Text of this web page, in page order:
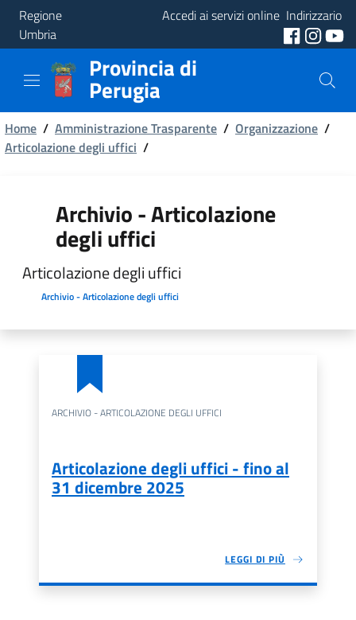
Regione
Umbria
Accedi ai servizi online Indirizzario
Provincia
Aree
Tematiche
Provincia di
Perugia
Briciole
di
Home / Amministrazione Trasparente / Organizzazione /
Articolazione degli uffici /
Archivio - Articolazione
degli uffici
Articolazione degli uffici
Archivio - Articolazione degli uffici
ARCHIVIO - ARTICOLAZIONE DEGLI UFFICI
Articolazione degli uffici - fino al
31 dicembre 2025
LEGGI DI PIÙ